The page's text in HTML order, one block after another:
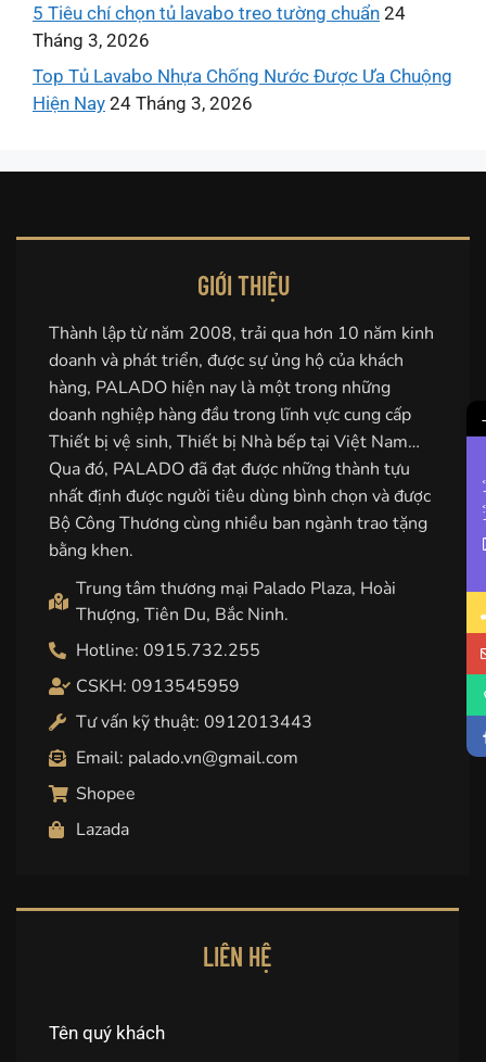
5 Tiêu chí chọn tủ lavabo treo tường chuẩn 24
Tháng 3, 2026
Top Tủ Lavabo Nhựa Chống Nước Được Ưa Chuộng
Hiện Nay 24 Tháng 3, 2026
GIỚI THIỆU
Thành lập từ năm 2008, trải qua hơn 10 năm kinh
doanh và phát triển, được sự ủng hộ của khách
hàng, PALADO hiện nay là một trong những
doanh nghiệp hàng đầu trong lĩnh vực cung cấp
Thiết bị vệ sinh, Thiết bị Nhà bếp tại Việt Nam…
Qua đó, PALADO đã đạt được những thành tựu
nhất định được người tiêu dùng bình chọn và được
Bộ Công Thương cùng nhiều ban ngành trao tặng
bằng khen.
Trung tâm thương mại Palado Plaza, Hoài
Thượng, Tiên Du, Bắc Ninh.
Hotline: 0915.732.255
CSKH: 0913545959
Tư vấn kỹ thuật: 0912013443
Email: palado.vn@gmail.com
Shopee
Lazada
LIÊN HỆ
Tên quý khách